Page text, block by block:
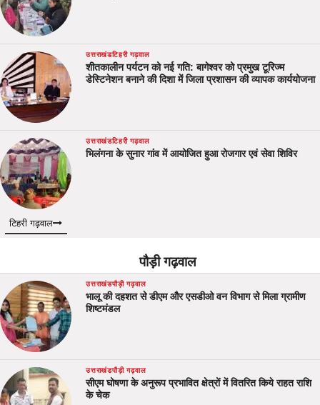
उत्तराखंडटिहरी गढ़वाल
शीतकालीन पर्यटन को नई गति: बागेश्वर को प्रमुख टूरिज्म
डेस्टिनेशन बनाने की दिशा में जिला प्रशासन की व्यापक कार्ययोजना
उत्तराखंडटिहरी गढ़वाल
भिलंगना के सुनार गांव में आयोजित हुआ रोजगार एवं सेवा शिविर
टिहरी गढ़वाल
पौड़ी गढ़वाल
उत्तराखंडपौड़ी गढ़वाल
भालू की दहशत से डीएम और एसडीओ वन विभाग से मिला ग्रामीण
शिष्टमंडल
उत्तराखंडपौड़ी गढ़वाल
सीएम घोषणा के अनुरूप प्रभावित क्षेत्रों में वितरित किये राहत राशि
के चेक